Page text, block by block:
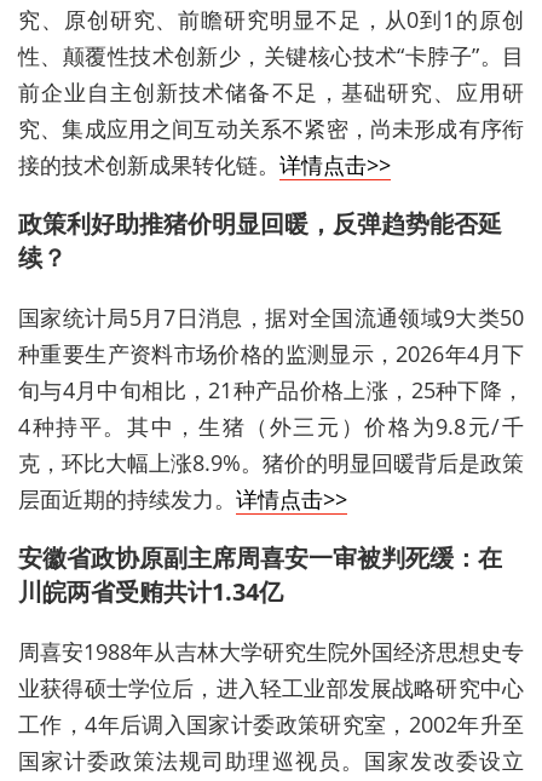
究、原创研究、前瞻研究明显不足，从0到1的原创
性、颠覆性技术创新少，关键核心技术“卡脖子”。目
前企业自主创新技术储备不足，基础研究、应用研
究、集成应用之间互动关系不紧密，尚未形成有序衔
接的技术创新成果转化链。 详情点击>>
政策利好助推猪价明显回暖，反弹趋势能否延
续？
国家统计局5月7日消息，据对全国流通领域9大类50
种重要生产资料市场价格的监测显示，2026年4月下
旬与4月中旬相比，21种产品价格上涨，25种下降，
4种持平。其中，生猪（外三元）价格为9.8元/千
克，环比大幅上涨8.9%。猪价的明显回暖背后是政策
层面近期的持续发力。 详情点击>>
安徽省政协原副主席周喜安一审被判死缓：在
川皖两省受贿共计1.34亿
周喜安1988年从吉林大学研究生院外国经济思想史专
业获得硕士学位后，进入轻工业部发展战略研究中心
工作，4年后调入国家计委政策研究室，2002年升至
国家计委政策法规司助理巡视员。国家发改委设立